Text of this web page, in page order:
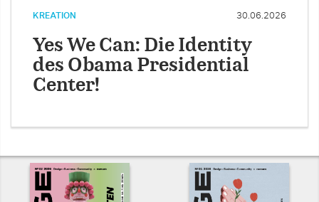
KREATION 30.06.2026
Yes We Can: Die Identity
des Obama Presidential
Center!